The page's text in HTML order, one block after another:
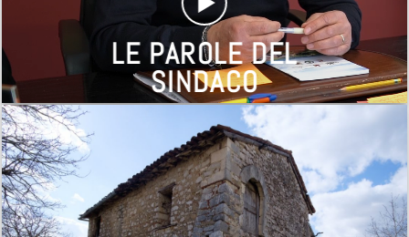
LE PAROLE DEL
SINDACO